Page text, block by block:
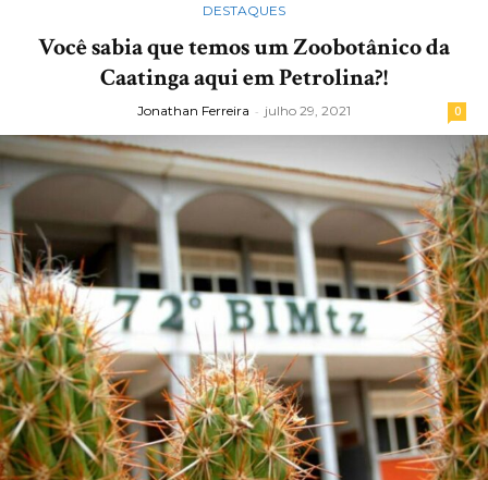
DESTAQUES
Você sabia que temos um Zoobotânico da
Caatinga aqui em Petrolina?!
Jonathan Ferreira - julho 29, 2021 0